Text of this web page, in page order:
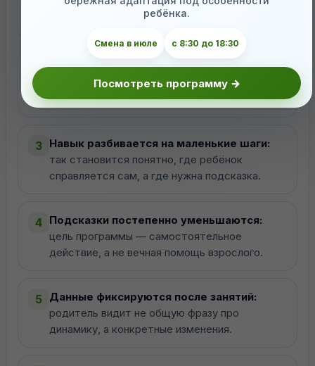
инструкций, поведение, игра, бытовые
действия, перенос.
2 Выбираются конкретные цели:просьба,
инструкция, имитация, ожидание,
переключение, социальное действие.
3 Навык разбивается на маленькие шаги:
так становится понятно, где ребёнок
справляется сам, а где нужна подсказка.
4 Подсказки постепенно уменьшаются:
цель программы — самостоятельное
действие, а не вечная помощь взрослого.
5 Данные фиксируются после занятий:
родитель видит не общую фразу про
динамику, а конкретные изменения.
ребёнка.
Смена в июле с 8:30 до 18:30
Посмотреть программу →